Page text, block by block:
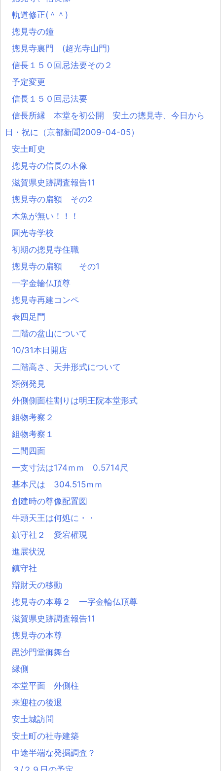
軌道修正(＾＾)
摠見寺の鐘
摠見寺裏門 (超光寺山門)
信長１５０回忌法要その２
予定変更
信長１５０回忌法要
信長所縁 本堂を初公開 安土の摠見寺、今日から
日・祝に（京都新聞2009-04-05）
安土町史
摠見寺の信長の木像
滋賀県史跡調査報告11
摠見寺の扁額 その2
木魚が無い！！！
圓光寺学校
初期の摠見寺住職
摠見寺の扁額 その1
一字金輪仏頂尊
摠見寺再建コンペ
表四足門
二階の盆山について
10/31本日開店
二階高さ、天井形式について
類例発見
外側側面柱割りは明王院本堂形式
組物考察２
組物考察１
二間四面
一支寸法は174ｍｍ 0.5714尺
基本尺は 304.515ｍｍ
創建時の尊像配置図
牛頭天王は何処に・・
鎮守社２ 愛宕權現
進展状況
鎮守社
辯財天の移動
摠見寺の本尊２ 一字金輪仏頂尊
滋賀県史跡調査報告11
摠見寺の本尊
毘沙門堂御舞台
縁側
本堂平面 外側柱
来迎柱の後退
安土城訪問
安土町の社寺建築
中途半端な発掘調査？